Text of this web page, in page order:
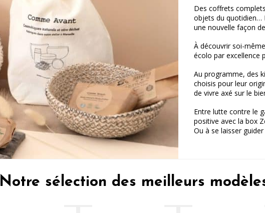
Des coffrets
objets du quotidien…
une nouvelle façon
À découvrir soi-
écolo par excellence
Au programme, des
choisis pour leur
de vivre axé sur le
Entre lutte contre le
positive avec la box
Ou à se laisser guider
Notre sélection des meilleurs